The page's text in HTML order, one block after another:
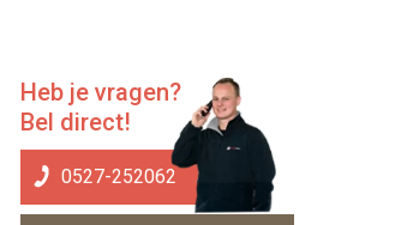
Primary
Sidebar
Heb je vragen?
Bel direct!
0527-252062